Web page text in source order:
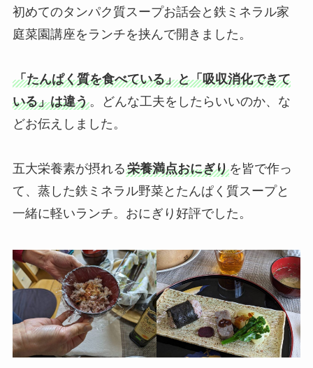
初めてのタンパク質スープお話会と鉄ミネラル家
庭菜園講座をランチを挟んで開きました。
「たんぱく質を食べている」と「吸収消化できて
いる」は違う。どんな工夫をしたらいいのか、な
どお伝えしました。
五大栄養素が摂れる栄養満点おにぎりを皆で作っ
て、蒸した鉄ミネラル野菜とたんぱく質スープと
一緒に軽いランチ。おにぎり好評でした。